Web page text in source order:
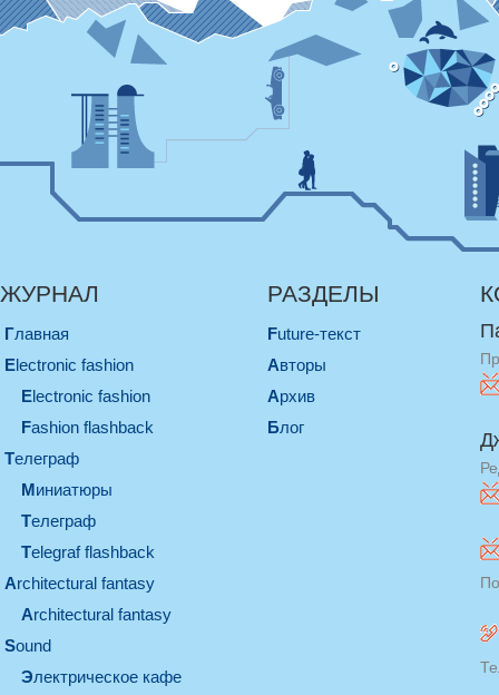
ЖУРНАЛ
Главная
electronic fashion
electronic fashion
Fashion flashback
телеграф
миниатюры
телеграф
Telegraf flashback
architectural fantasy
architectural fantasy
sound
электрическое кафе
РАЗДЕЛЫ
Future-текст
Авторы
Архив
Блог